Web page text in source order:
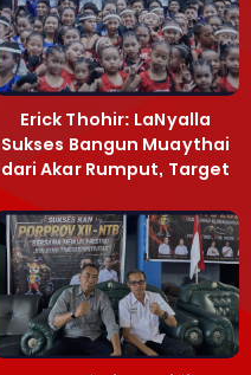
Erick Thohir: LaNyalla
Sukses Bangun Muaythai
dari Akar Rumput, Target